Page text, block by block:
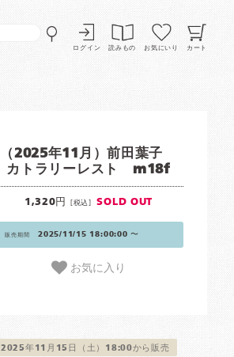
ログイン 読みもの お気にいり カート
（2025年11月）前田葉子
カトラリーレスト m18f
1,320円 [税込] SOLD OUT
販売期間 2025/11/15 18:00:00 〜
お気に入り
2025年11月15日（土）18:00から販売